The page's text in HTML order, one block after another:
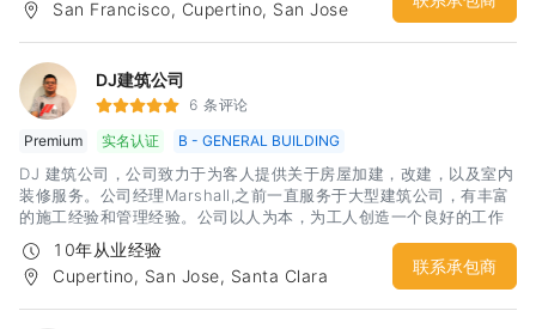
San Francisco, Cupertino, San Jose
DJ建筑公司
6 条评论
Premium
实名认证 B - GENERAL BUILDING
DJ 建筑公司，公司致力于为客人提供关于房屋加建，改建，以及室内
装修服务。公司经理Marshall,之前一直服务于大型建筑公司，有丰富
的施工经验和管理经验。公司以人为本，为工人创造一个良好的工作
环境，从而提供高质量的装修服务。公司秉承“质量一流，服务一流”的
原则服务于湾区各个家庭。尽我所能，为您创造一个理想中的家。
10年从业经验
Cupertino, San Jose, Santa Clara
联系承包商